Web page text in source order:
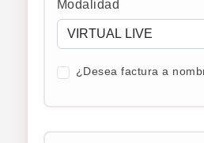
Modalidad
¿Desea factura a